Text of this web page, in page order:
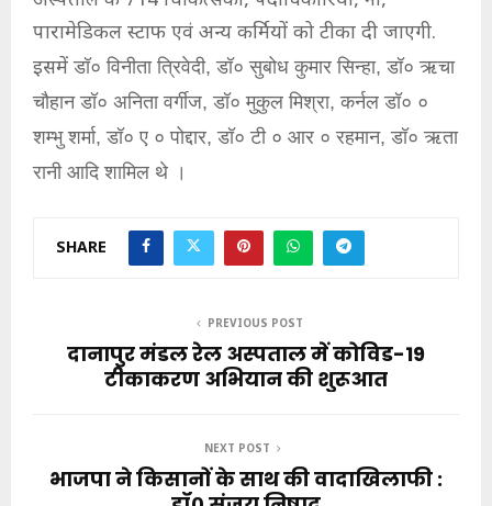
पारामेडिकल स्टाफ एवं अन्य कर्मियों को टीका दी जाएगी.
इसमें डॉ० विनीता त्रिवेदी, डॉ० सुबोध कुमार सिन्हा,डॉ० ऋचा
चौहान डॉ० अनिता वर्गीज, डॉ० मुकुल मिश्रा, कर्नल डॉ० ०
शम्भु शर्मा, डॉ० ए ० पोद्दार, डॉ० टी ० आर ० रहमान, डॉ० ऋता
रानी आदि शामिल थे ।
SHARE
PREVIOUS POST
दानापुर मंडल रेल अस्पताल में कोविड-19
टीकाकरण अभियान की शुरूआत
NEXT POST
भाजपा ने किसानों के साथ की वादाखिलाफी :